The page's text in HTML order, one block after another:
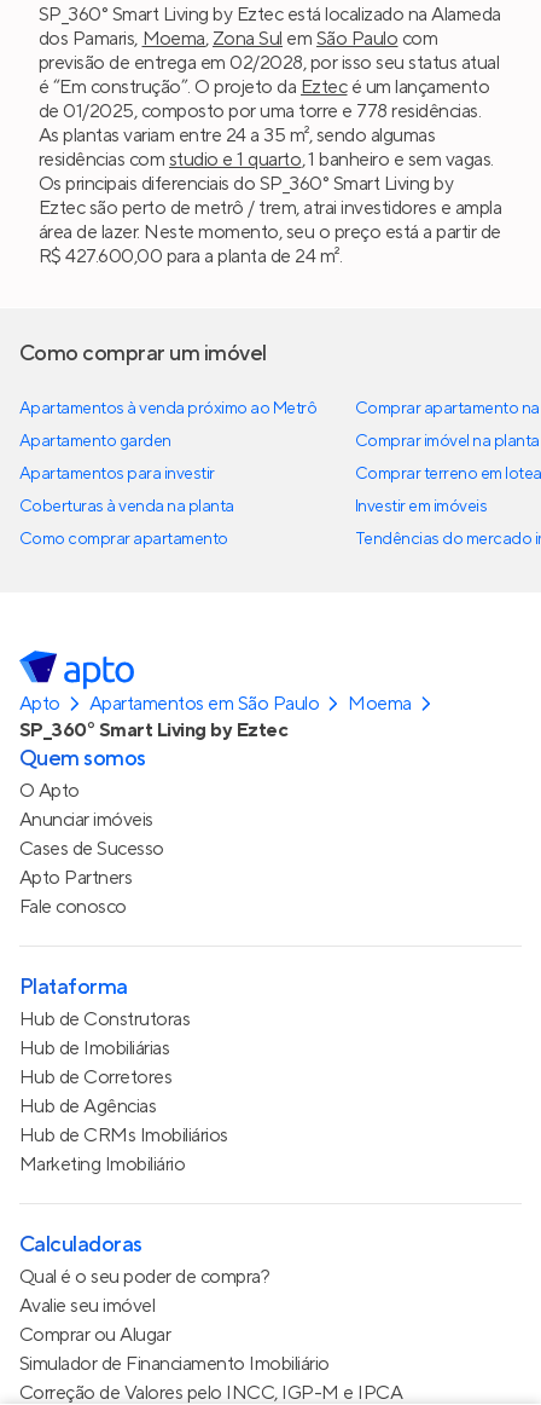
SP_360° Smart Living by Eztec está localizado na Alameda
dos Pamaris, Moema, Zona Sul em São Paulo com
previsão de entrega em 02/2028, por isso seu status atual
é “Em construção”. O projeto da Eztecé um lançamento
de 01/2025, composto por uma torre e 778 residências.
As plantas variam entre 24 a 35 m², sendo algumas
residências com studio e 1 quarto, 1 banheiro e sem vagas.
Os principais diferenciais do SP_360° Smart Living by
Eztec são perto de metrô / trem, atrai investidores e ampla
área de lazer. Neste momento, seu o preço está a partir de
R$ 427.600,00 para a planta de 24 m².
Como comprar um imóvel
Apartamentos à venda próximo ao Metrô
Apartamento garden
Apartamentos para investir
Coberturas à venda na planta
Como comprar apartamento
Comprar apartamento
Comprar imóvel na planta
Comprar terreno em
Investir em imóveis
Tendências do mercado
Apto Apartamentos em São Paulo
Moema
SP_360° Smart Living by Eztec
Quem somos
O Apto
Anunciar imóveis
Cases de Sucesso
Apto Partners
Fale conosco
Plataforma
Hub de Construtoras
Hub de Imobiliárias
Hub de Corretores
Hub de Agências
Hub de CRMs Imobiliários
Marketing Imobiliário
Calculadoras
Qual é o seu poder de compra?
Avalie seu imóvel
Comprar ou Alugar
Simulador de Financiamento Imobiliário
Correção de Valores pelo INCC, IGP-M e IPCA